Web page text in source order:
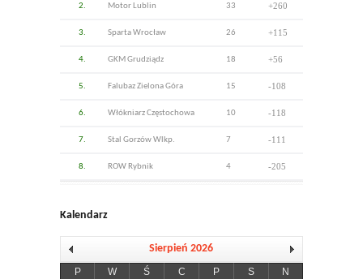
2. Motor Lublin 33 +260
3. Sparta Wrocław 26 +115
4. GKM Grudziądz 18 +56
5. Falubaz Zielona Góra 15 -108
6. Włókniarz Częstochowa 10 -118
7. Stal Gorzów Wlkp. 7 -111
8. ROW Rybnik 4 -205
Kalendarz
Sierpień 2026
P W Ś C P S N